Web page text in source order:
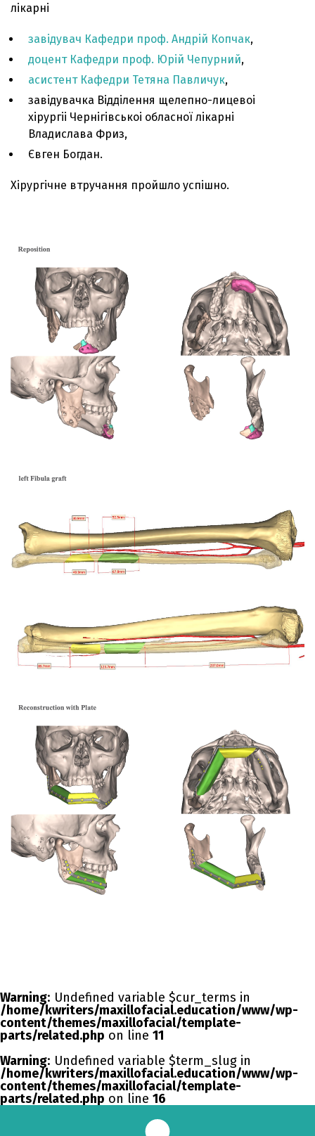
лікарні
завідувач Кафедри проф. Андрій Копчак,
доцент Кафедри проф. Юрій Чепурний,
асистент Кафедри Тетяна Павличук,
завідувачка Відділення щелепно-лицевоі
хірургіі Чернігівськоі обласної лікарні
Владислава Фриз,
Євген Богдан.
Хірургічне втручання пройшло успішно.
Warning: Undefined variable $cur_terms in
/home/kwriters/maxillofacial.education/www/wp-
content/themes/maxillofacial/template-
parts/related.php on line 11
Warning: Undefined variable $term_slug in
/home/kwriters/maxillofacial.education/www/wp-
content/themes/maxillofacial/template-
parts/related.php on line 16